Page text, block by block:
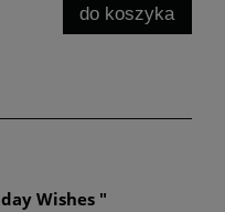
do koszyka
Wishes "